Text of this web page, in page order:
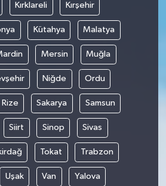
Kırklareli Kırşehir
Kütahya Malatya
Mersin Muğla
Niğde Ordu
Rize Sakarya Samsun
Siirt Sinop Sivas
Tokat Trabzon
Uşak Van Yalova